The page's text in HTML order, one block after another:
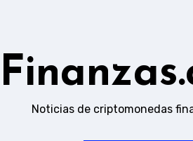
Noticias de criptomonedas